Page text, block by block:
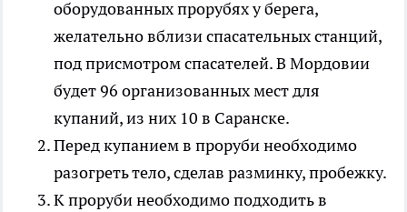
оборудованных прорубях у берега,
желательно вблизи спасательных станций,
под присмотром спасателей. В Мордовии
будет 96 организованных мест для
купаний, из них 10 в Саранске.
Перед купанием в проруби необходимо
разогреть тело, сделав разминку, пробежку.
К проруби необходимо подходить в